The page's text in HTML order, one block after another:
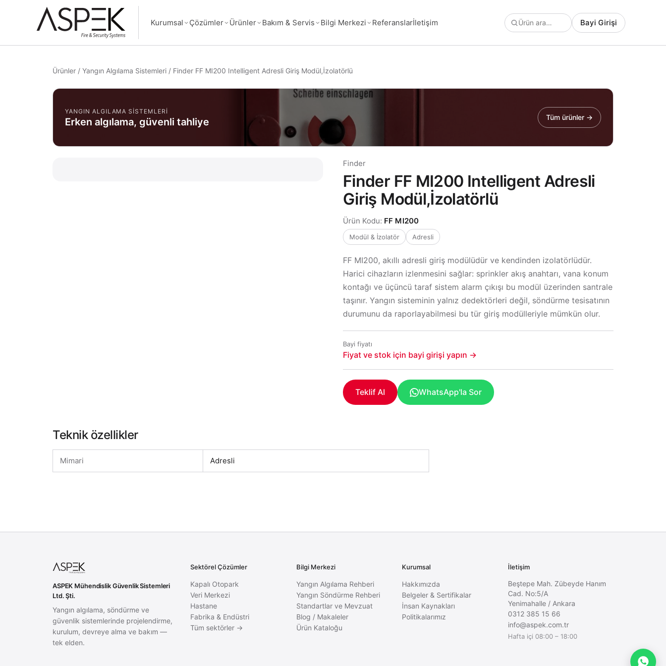
Kurumsal Çözümler Ürünler Bakım & Servis Bilgi Merkezi Referanslarİletişim Bayi Girişi
Ürünler / Yangın Algılama Sistemleri / Finder FF MI200 Intelligent Adresli Giriş Modül,İzolatörlü
YANGIN ALGILAMA SISTEMLERI
Erken algılama, güvenli tahliye Tüm ürünler →
Finder
Finder FF MI200 Intelligent Adresli
Giriş Modül,İzolatörlü
Ürün Kodu: FF MI200
Modül & İzolatör Adresli
FF MI200, akıllı adresli giriş modülüdür ve kendinden izolatörlüdür.
Harici cihazların izlenmesini sağlar: sprinkler akış anahtarı, vana konum
kontağı ve üçüncü taraf sistem alarm çıkışı bu modül üzerinden santrale
taşınır. Yangın sisteminin yalnız dedektörleri değil, söndürme tesisatının
durumunu da raporlayabilmesi bu tür giriş modülleriyle mümkün olur.
Bayi fiyatı
Fiyat ve stok için bayi girişi yapın →
Teklif Al WhatsApp'la Sor
Teknik özellikler
Mimari Adresli
ASPEK Mühendislik Güvenlik Sistemleri
Ltd. Şti.
Yangın algılama, söndürme ve
güvenlik sistemlerinde projelendirme,
kurulum, devreye alma ve bakım —
tek elden.
Sektörel Çözümler
Kapalı Otopark
Veri Merkezi
Hastane
Fabrika & Endüstri
Tüm sektörler →
Bilgi Merkezi
Yangın Algılama Rehberi
Yangın Söndürme Rehberi
Standartlar ve Mevzuat
Blog / Makaleler
Ürün Kataloğu
Kurumsal
Hakkımızda
Belgeler & Sertifikalar
İnsan Kaynakları
Politikalarımız
İletişim
Beştepe Mah. Zübeyde Hanım
Cad. No:5/A
Yenimahalle/ Ankara
0312 385 15 66
info@aspek.com.tr
Hafta içi 08:00 – 18:00